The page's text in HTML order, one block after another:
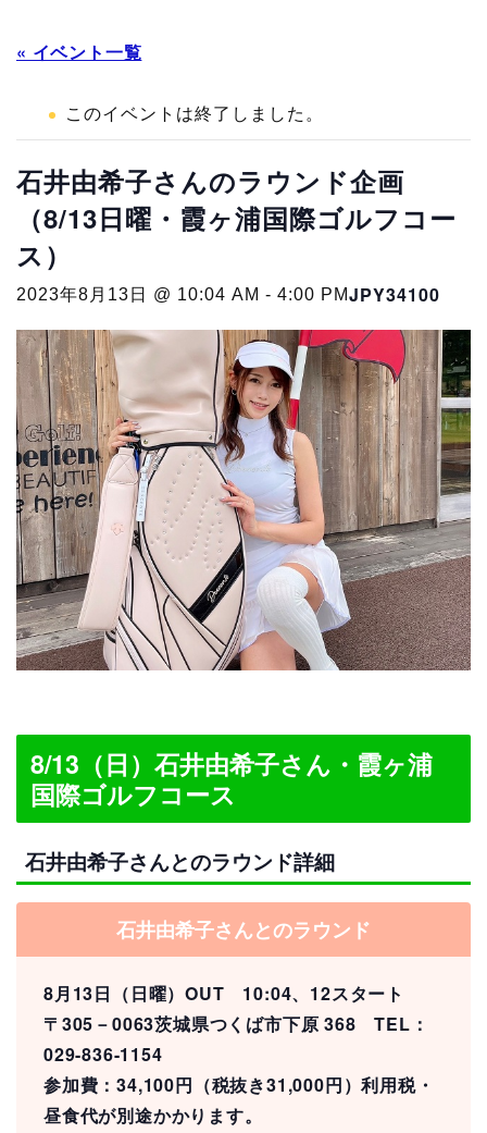
« イベント一覧
このイベントは終了しました。
石井由希子さんのラウンド企画
（8/13日曜・霞ヶ浦国際ゴルフコー
ス）
2023年8月13日 @ 10:04 AM - 4:00 PMJPY34100
8/13（日）石井由希子さん・霞ヶ浦
国際ゴルフコース
石井由希子さんとのラウンド詳細
石井由希子さんとのラウンド
8月13日（日曜）OUT 10:04、12スタート
〒305－0063茨城県つくば市下原 368 TEL：
029-836-1154
参加費：34,100円（税抜き31,000円）利用税・
昼食代が別途かかります。